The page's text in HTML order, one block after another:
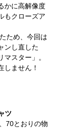
かに高解像度
もクローズア
ため、今回は
ンし直した
マスター」。
しません！
ツ
70とおりの物